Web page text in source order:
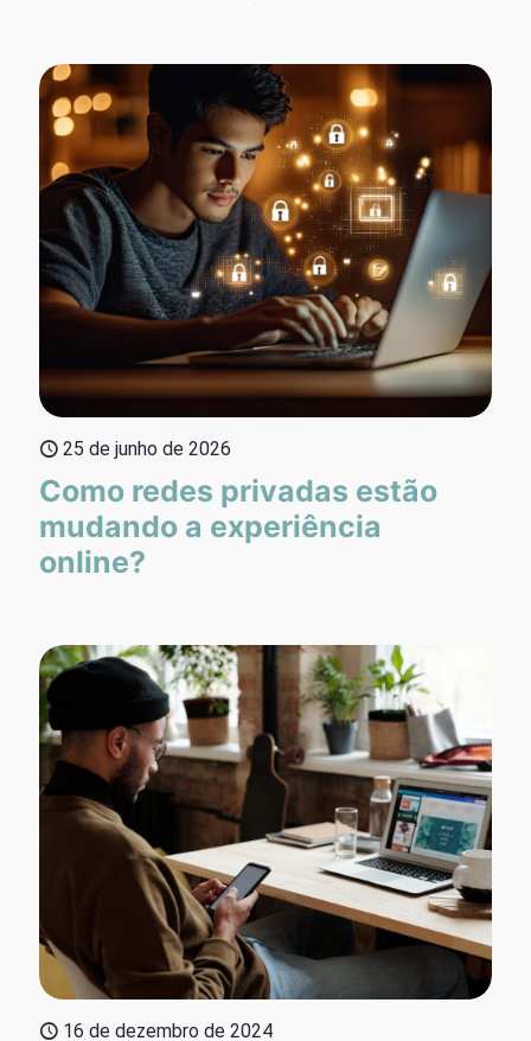
25 de junho de 2026
Como redes privadas estão
mudando a experiência
online?
16 de dezembro de 2024